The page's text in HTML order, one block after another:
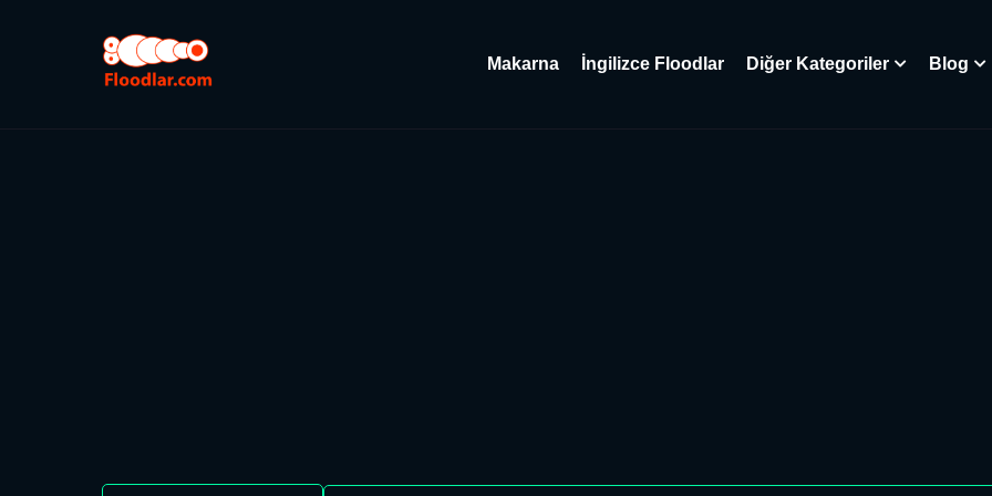
Makarna İngilizce Floodlar Diğer Kategoriler Blog